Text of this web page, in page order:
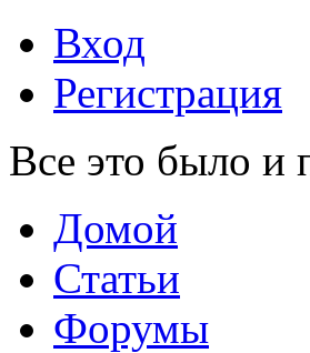
Вход
Регистрация
Все это было и
Домой
Статьи
Форумы